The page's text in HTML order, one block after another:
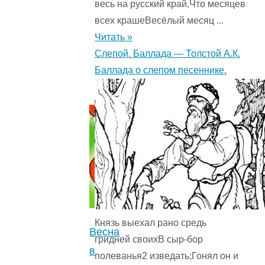
Успенский
Э.Н.
Путешествие
по
сказкам.
(2)
Весна
в
весь на русский край,Что месяцев
всех крашеВесёлый месяц ...
Читать »
Слепой. Баллада — Толстой А.К.
Баллада о слепом песеннике.
Князь выехал рано средь
гридней своихВ сыр-бор
полеванья2 изведать;Гонял он и